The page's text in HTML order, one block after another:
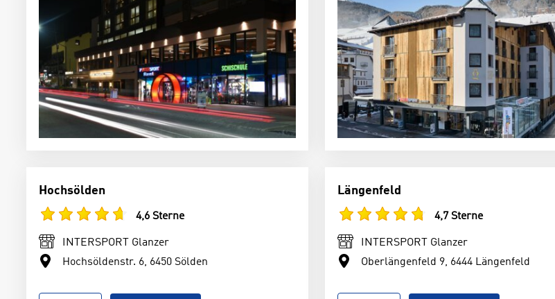
Hochsölden
4,6 Sterne
INTERSPORT Glanzer
Hochsöldenstr. 6, 6450 Sölden
Längenfeld
4,7 Sterne
INTERSPORT Glanzer
Oberlängenfeld 9, 6444 Längenfeld